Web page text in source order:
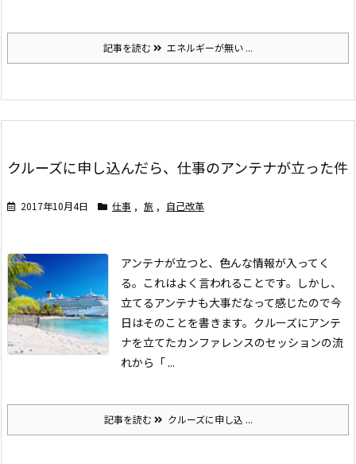
記事を読む エネルギーが無い ...
クルーズに申し込んだら、仕事のアンテナが立った件
2017年10月4日 仕事 , 旅 , 自己改革
アンテナが立つと、色んな情報が入ってく
る。これはよく言われることです。 しかし、
立てるアンテナも大事だなって感じたので今
日はそのことを書きます。 クルーズにアンテ
ナを立てたカンファレンスのセッションの流
れから「 ...
記事を読む クルーズに申し込 ...